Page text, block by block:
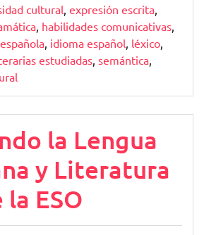
cultural, expresión escrita,
, habilidades comunicativas,
, idioma español, léxico,
estudiadas, semántica,
la Lengua
y Literatura
la ESO